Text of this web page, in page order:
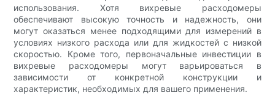
использования. Хотя вихревые расходомеры
обеспечивают высокую точность и надежность, они
могут оказаться менее подходящими для измерений в
условиях низкого расхода или для жидкостей с низкой
скоростью. Кроме того, первоначальные инвестиции в
вихревые расходомеры могут варьироваться в
зависимости от конкретной конструкции и
характеристик, необходимых для вашего применения.